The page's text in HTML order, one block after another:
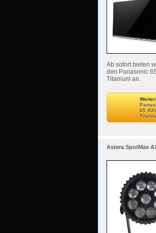
Ab sofort bieten
den Panasonic
Titanium an.
65
Astera SpotMax